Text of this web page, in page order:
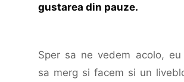
gustarea din pauze.
Sper sa ne vedem acolo,
sa merg si facem si un